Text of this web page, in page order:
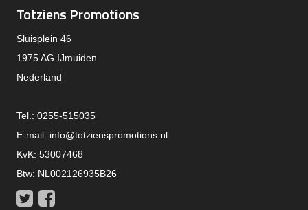
Totziens Promotions
Sluisplein 46
1975 AG IJmuiden
Nederland
Tel.: 0255-515035
E-mail: info@totzienspromotions.nl
KvK: 53007468
Btw: NL002126935B26
Twitter